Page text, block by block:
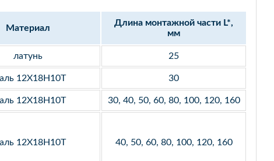
Материал
Длина монтажной части L*,
мм
латунь 25
12Х18Н10Т 30
12Х18Н10Т 30, 40, 50, 60, 80, 100, 120, 160
12Х18Н10Т 40, 50, 60, 80, 100, 120, 160